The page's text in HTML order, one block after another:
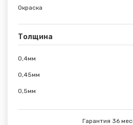
Окраска
Толщина
0,4мм
0,45мм
0,5мм
Гарантия 36